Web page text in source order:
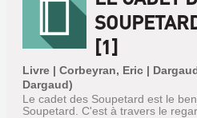
[1]
Livre | Corbeyran, Eric |
Dargaud)
Le cadet des Soupetard est le
Soupetard. C'est à travers le